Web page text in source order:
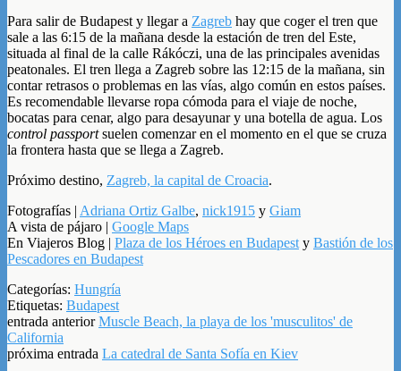
Para salir de Budapest y llegar a Zagreb hay que coger el tren que
sale a las 6:15 de la mañana desde la estación de tren del Este,
situada al final de la calle Rákóczi, una de las principales avenidas
peatonales. El tren llega a Zagreb sobre las 12:15 de la mañana, sin
contar retrasos o problemas en las vías, algo común en estos países.
Es recomendable llevarse ropa cómoda para el viaje de noche,
bocatas para cenar, algo para desayunar y una botella de agua. Los
control passportsuelen comenzar en el momento en el que se cruza
la frontera hasta que se llega a Zagreb.
Próximo destino, Zagreb, la capital de Croacia.
Fotografías | Adriana Ortiz Galbe, nick1915 y Giam
A vista de pájaro | Google Maps
En Viajeros Blog | Plaza de los Héroes en Budapest y Bastión de los
Pescadores en Budapest
Categorías: Hungría
Etiquetas: Budapest
entrada anteriorMuscle Beach, la playa de los 'musculitos' de
California
próxima entrada La catedral de Santa Sofía en Kiev